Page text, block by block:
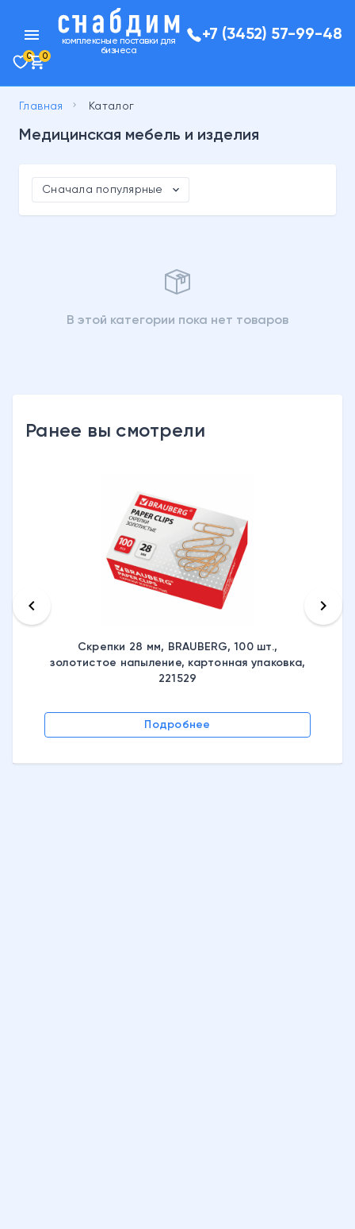
menu
комплексные поставки для
бизнеса
+7 (3452) 57-99-48
0 0
Главная keyboard_arrow_right Каталог
Медицинская мебель и изделия
Сначала популярные expand_more
В этой категории пока нет товаров
Ранее вы смотрели
Скрепки 28 мм, BRAUBERG, 100 шт.,
золотистое напыление, картонная упаковка,
221529
Подробнее
keyboard_arrow_left keyboard_arrow_right